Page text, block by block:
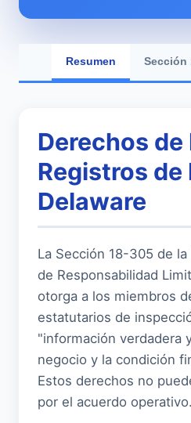
Resumen Sección
Derechos de
Registros de
Delaware
La Sección 18-305 de
de Responsabilidad
otorga a los miembros
estatutarios de
"información verdadera
negocio y la condición
Estos derechos no
por el acuerdo operativo.